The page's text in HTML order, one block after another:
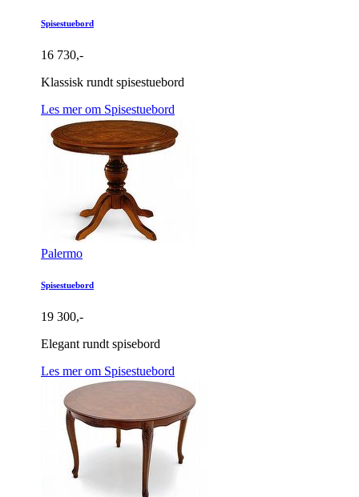
Spisestuebord
16 730,-
Klassisk rundt spisestuebord
Les mer om Spisestuebord
Palermo
Spisestuebord
19 300,-
Elegant rundt spisebord
Les mer om Spisestuebord